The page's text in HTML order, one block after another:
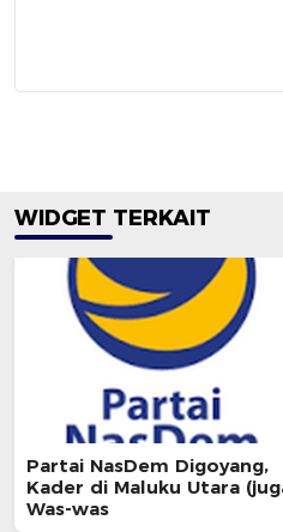
WIDGET TERKAIT
Partai NasDem Digoyang,
Kader di Maluku Utara
Was-was